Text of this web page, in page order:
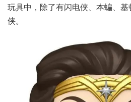
玩具中，除了有闪电侠、本蝙、
侠。